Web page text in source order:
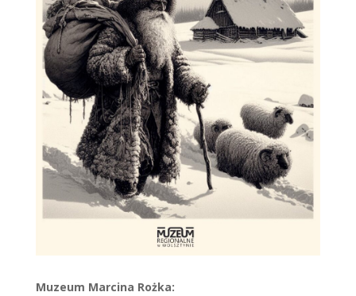
Muzeum Marcina Rożka: